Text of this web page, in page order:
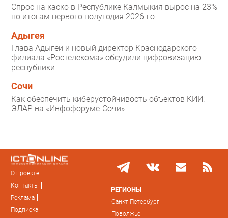
Спрос на каско в Республике Калмыкия вырос на 23%
по итогам первого полугодия 2026-го
Адыгея
Глава Адыгеи и новый директор Краснодарского
филиала «Ростелекома» обсудили цифровизацию
республики
Сочи
Как обеспечить киберустойчивость объектов КИИ:
ЭЛАР на «Инфофоруме-Сочи»
О проекте
Контакты
Реклама
Подписка
РЕГИОНЫ
Санкт-Петербург
Поволжье